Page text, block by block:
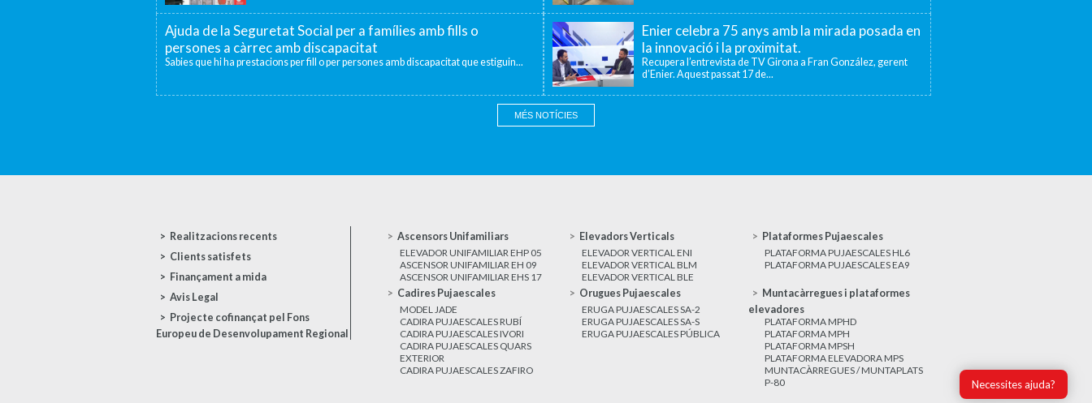
Ajuda de la Seguretat Social per a famílies amb fills o
persones a càrrec amb discapacitat
Sabies que hi ha prestacions per fill o per persones amb discapacitat que estiguin...
Enier celebra 75 anys amb la mirada posada en
la innovació i la proximitat.
Recupera l’entrevista de TV Girona a Fran González, gerent
d’Enier. Aquest passat 17 de...
MÉS NOTÍCIES
Realitzacions recents
Clients satisfets
Finançament a mida
Avis Legal
Projecte cofinançat pel Fons
Europeu de Desenvolupament Regional
Ascensors Unifamiliars
ELEVADOR UNIFAMILIAR EHP 05
ASCENSOR UNIFAMILIAR EH 09
ASCENSOR UNIFAMILIAR EHS 17
Elevadors Verticals
ELEVADOR VERTICAL ENI
ELEVADOR VERTICAL BLM
ELEVADOR VERTICAL BLE
Plataformes Pujaescales
PLATAFORMA PUJAESCALES HL6
PLATAFORMA PUJAESCALES EA9
Cadires Pujaescales
MODEL JADE
CADIRA PUJAESCALES RUBÍ
CADIRA PUJAESCALES IVORI
CADIRA PUJAESCALES QUARS
EXTERIOR
CADIRA PUJAESCALES ZAFIRO
Orugues Pujaescales
ERUGA PUJAESCALES SA-2
ERUGA PUJAESCALES SA-S
ERUGA PUJAESCALES PÚBLICA
Muntacàrregues i plataformes
elevadores
PLATAFORMA MPHD
PLATAFORMA MPH
PLATAFORMA MPSH
PLATAFORMA ELEVADORA MPS
MUNTACÀRREGUES / MUNTAPLATS
P-80
Necessites ajuda?